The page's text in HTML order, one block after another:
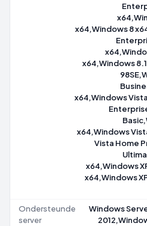
x64,Windows 8
x64,Windows
x64,Windows
x64,Windows
Vista Home
x64,Windows
x64,Windows
Ondersteunde
server
Windows